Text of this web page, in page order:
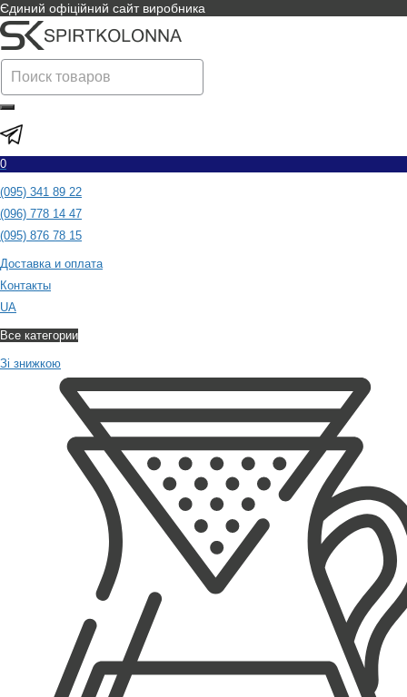
Єдиний офіційний сайт виробника
0
(095) 341 89 22
(096) 778 14 47
(095) 876 78 15
Доставка и оплата
Контакты
UA
Все категории
Зі знижкою